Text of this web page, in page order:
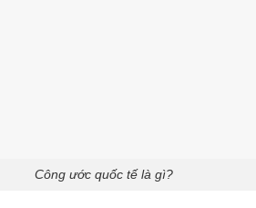
Công ước quốc tế là gì?